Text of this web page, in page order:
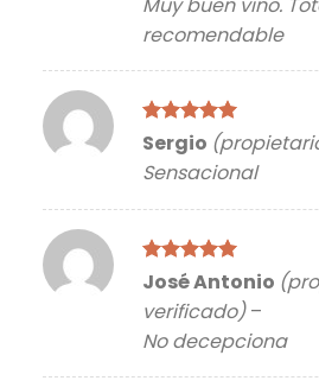
recomendable
Valorado
con5 de 5
Sergio
Sensacional
Valorado
José Antonio
verificado) –
No decepciona